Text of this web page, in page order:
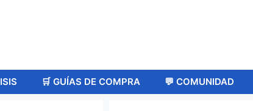
🛒 GUÍAS DE COMPRA 💬 COMUNIDAD